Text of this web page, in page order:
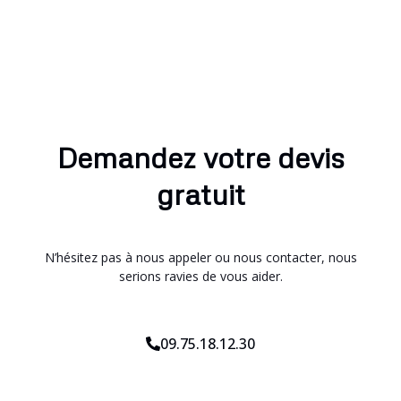
Demandez votre devis
gratuit
N’hésitez pas à nous appeler ou nous contacter, nous
serions ravies de vous aider.
09.75.18.12.30